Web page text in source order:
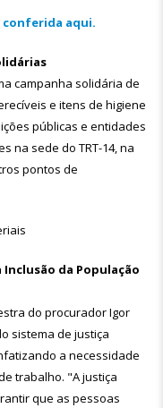
conferida aqui.
campanha solidária de
e itens de higiene
públicas e entidades
na sede do TRT-14, na
pontos de
Inclusão da População
do procurador Igor
sistema de justiça
a necessidade
trabalho. "A justiça
que as pessoas